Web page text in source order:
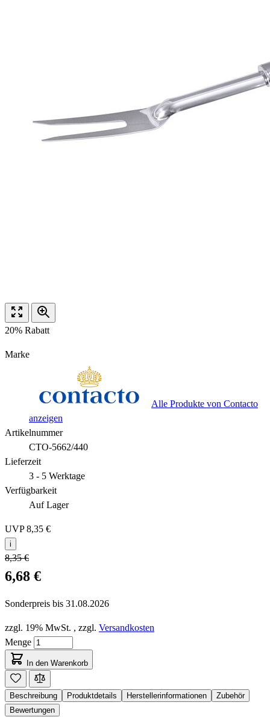
20% Rabatt
Marke
Alle Produkte von Contacto
anzeigen
Artikelnummer
CTO-5662/440
Lieferzeit
3 - 5 Werktage
Verfügbarkeit
Auf Lager
UVP8,35 €
i
8,35 €
6,68 €
Sonderpreis bis 31.08.2026
zzgl. 19% MwSt. , zzgl. Versandkosten
Menge
In den Warenkorb
Beschreibung Produktdetails Herstellerinformationen
Zubehör
Bewertungen